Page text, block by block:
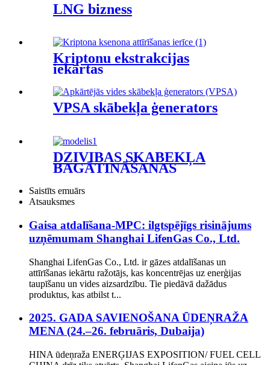
LNG bizness
Kriptonu ekstrakcijas
iekārtas
VPSA skābekļa ģenerators
DZĪVĪBAS SKĀBEKĻA
BAGĀTINĀŠANAS
ĢENERATORS
Saistīts emuārs
Atsauksmes
Gaisa atdalīšana-MPC: ilgtspējīgs risinājums
uzņēmumam Shanghai LifenGas Co., Ltd.
Shanghai LifenGas Co., Ltd. ir gāzes atdalīšanas un
attīrīšanas iekārtu ražotājs, kas koncentrējas uz enerģijas
taupīšanu un vides aizsardzību. Tie piedāvā dažādus
produktus, kas atbilst t...
2025. GADA SAVIENOŠANA ŪDEŅRAŽA
MENA (24.–26. februāris, Dubaija)
HINA ūdeņraža ENERĢIJAS EXPOSITION/ FUEL CELL